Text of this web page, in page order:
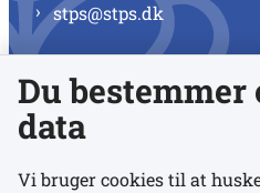
stps@stps.dk
Se alle kontaktnumre
Du bestemmer
data
Vi bruger cookies til at